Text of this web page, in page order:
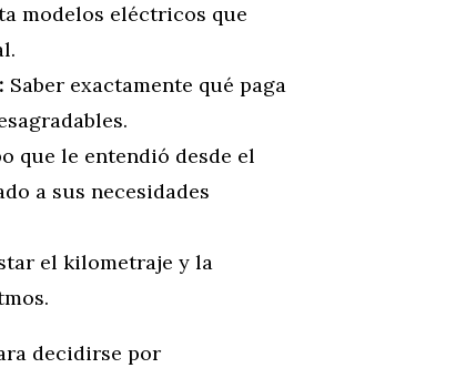
modelos eléctricos que
Saber exactamente qué paga
que le entendió desde el
a sus necesidades
el kilometraje y la
decidirse por